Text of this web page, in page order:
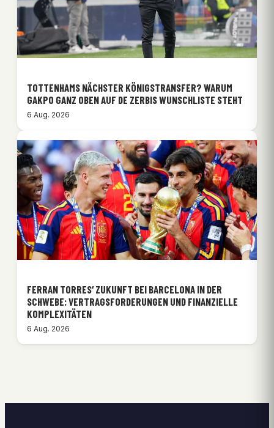
TOTTENHAMS NÄCHSTER KÖNIGSTRANSFER? WARUM
GAKPO GANZ OBEN AUF DE ZERBIS WUNSCHLISTE STEHT
6 Aug. 2026
FERRAN TORRES‘ ZUKUNFT BEI BARCELONA IN DER
SCHWEBE: VERTRAGSFORDERUNGEN UND FINANZIELLE
KOMPLEXITÄTEN
6 Aug. 2026